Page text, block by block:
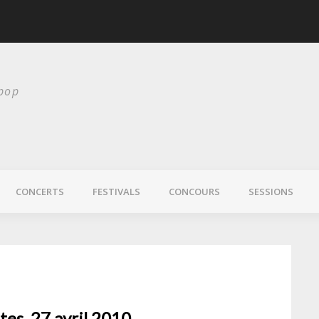
CONCERTS FESTIVALS CONCOURS SESSIONS